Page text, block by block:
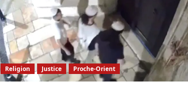
Religion Justice Proche-Orient